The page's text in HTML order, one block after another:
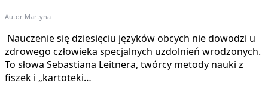
Autor Martyna
Nauczenie się dziesięciu języków obcych nie dowodzi u
zdrowego człowieka specjalnych uzdolnień wrodzonych.
To słowa Sebastiana Leitnera, twórcy metody nauki z
fiszek i „kartoteki…